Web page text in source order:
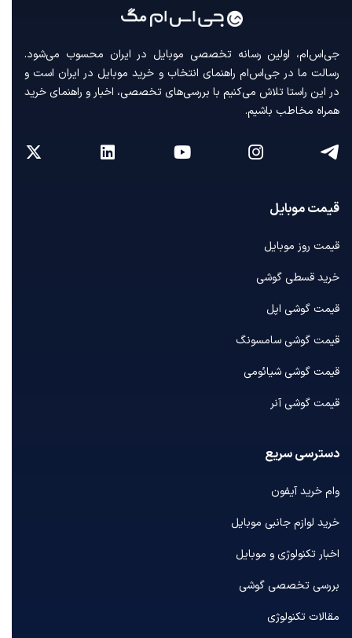
جی‌اس‌ام، اولین رسانه‌ تخصصی موبایل در ایران محسوب می‌شود.
رسالت ما در جی‌اس‌ام راهنمای انتخاب و خرید موبایل در ایران است و
در این راستا تلاش می‌کنیم با بررسی‌های تخصصی، اخبار و راهنمای خرید
همراه مخاطب باشیم.
قیمت موبایل
قیمت روز موبایل
خرید قسطی گوشی
قیمت گوشی اپل
قیمت گوشی سامسونگ
قیمت گوشی شیائومی
قیمت گوشی آنر
دسترسی سریع
وام خرید آیفون
خرید لوازم جانبی موبایل
اخبار تکنولوژی و موبایل
بررسی تخصصی گوشی
مقالات تکنولوژی